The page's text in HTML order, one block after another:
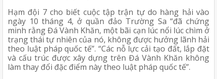
Hạm đội 7 cho biết cuộc tập trận tự do hàng hải vào
ngày 10 tháng 4, ở quần đảo Trường Sa “đã chứng
minh rằng Đá Vành Khăn, một bãi cạn lúc nổi lúc chìm ở
trạng thái tự nhiên của nó, không được hưởng lãnh hải
theo luật pháp quốc tế”. “Các nỗ lực cải tạo đất, lắp đặt
và cấu trúc được xây dựng trên Đá Vành Khăn không
làm thay đổi đặc điểm này theo luật pháp quốc tế”.